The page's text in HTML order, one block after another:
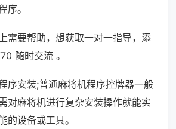
序。
需要帮助，想获取一对一指导，添
随时交流 。
序安装;普通麻将机程序控牌器一般
对麻将机进行复杂安装操作就能实
的设备或工具。